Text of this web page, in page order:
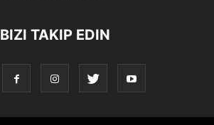
BIZI TAKIP EDIN